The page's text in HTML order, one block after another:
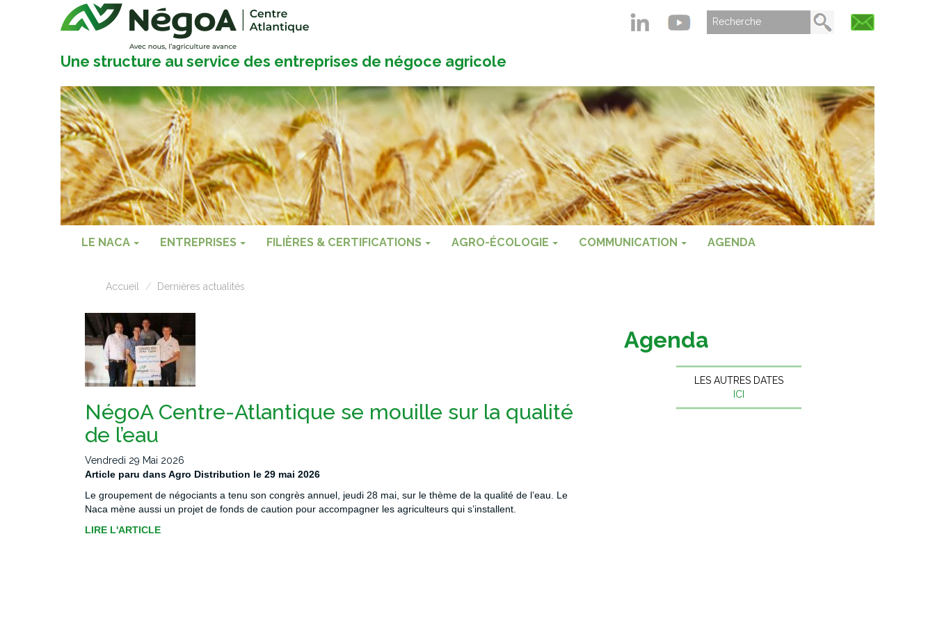
Une structure au service des entreprises de négoce agricole
LE NACA ENTREPRISES FILIÈRES & CERTIFICATIONS AGRO-ÉCOLOGIE COMMUNICATION AGENDA
Accueil Dernières actualités
NégoA Centre-Atlantique se mouille sur la qualité
de l’eau
Vendredi 29 Mai 2026
Article paru dans Agro Distribution le 29 mai 2026
Le groupement de négociants a tenu son congrès annuel, jeudi 28 mai, sur le thème de la qualité de l’eau. Le
Naca mène aussi un projet de fonds de caution pour accompagner les agriculteurs qui s’installent.
LIRE L'ARTICLE
Agenda
LES AUTRES DATES
ICI